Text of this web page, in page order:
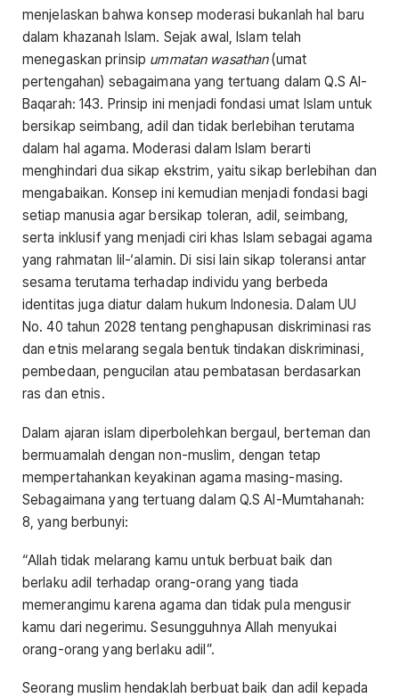
menjelaskan bahwa konsep moderasi bukanlah hal baru
dalam khazanah Islam. Sejak awal, Islam telah
menegaskan prinsip ummatan wasathan(umat
pertengahan) sebagaimana yang tertuang dalam Q.S Al-
Baqarah: 143. Prinsip ini menjadi fondasi umat Islam untuk
bersikap seimbang, adil dan tidak berlebihan terutama
dalam hal agama. Moderasi dalam Islam berarti
menghindari dua sikap ekstrim, yaitu sikap berlebihan dan
mengabaikan. Konsep ini kemudian menjadi fondasi bagi
setiap manusia agar bersikap toleran, adil, seimbang,
serta inklusif yang menjadi ciri khas Islam sebagai agama
yang rahmatan lil-‘alamin. Di sisi lain sikap toleransi antar
sesama terutama terhadap individu yang berbeda
identitas juga diatur dalam hukum Indonesia. Dalam UU
No. 40 tahun 2028 tentang penghapusan diskriminasi ras
dan etnis melarang segala bentuk tindakan diskriminasi,
pembedaan, pengucilan atau pembatasan berdasarkan
ras dan etnis.
Dalam ajaran islam diperbolehkan bergaul, berteman dan
bermuamalah dengan non-muslim, dengan tetap
mempertahankan keyakinan agama masing-masing.
Sebagaimana yang tertuang dalam Q.S Al-Mumtahanah:
8, yang berbunyi:
“Allah tidak melarang kamu untuk berbuat baik dan
berlaku adil terhadap orang-orang yang tiada
memerangimu karena agama dan tidak pula mengusir
kamu dari negerimu. Sesungguhnya Allah menyukai
orang-orang yang berlaku adil”.
Seorang muslim hendaklah berbuat baik dan adil kepada